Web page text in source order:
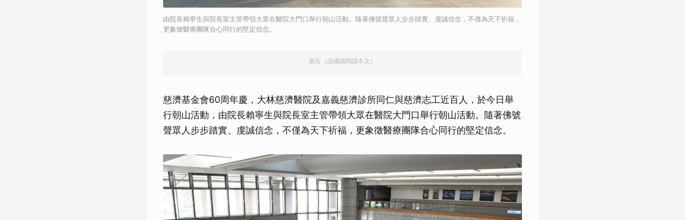
由院長賴寧生與院長室主管帶領大眾在醫院大門口舉行朝山活動。隨著佛號聲眾人步步踏實、虔誠信念，不僅為天下祈福，
更象徵醫療團隊合心同行的堅定信念。
廣告（請繼續閱讀本文）
慈濟基金會60周年慶，大林慈濟醫院及嘉義慈濟診所同仁與慈濟志工近百人，於今日舉
行朝山活動，由院長賴寧生與院長室主管帶領大眾在醫院大門口舉行朝山活動。隨著佛號
聲眾人步步踏實、虔誠信念，不僅為天下祈福，更象徵醫療團隊合心同行的堅定信念。